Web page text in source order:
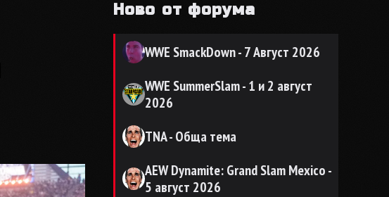
Ново от форума
WWE SmackDown - 7 Август 2026
WWE SummerSlam - 1 и 2 август
2026
TNA - Обща тема
AEW Dynamite: Grand Slam Mexico -
5 август 2026